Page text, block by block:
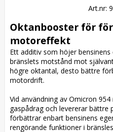
Art.nr:
Oktanbooster för
motoreffekt
Ett additiv som höjer
bränslets motstånd mot
högre oktantal, desto bättre
motordrift.
Vid användning av Omicron
gaspådrag och levererar bättre
förbättrar enbart bensinens
rengörande funktioner i